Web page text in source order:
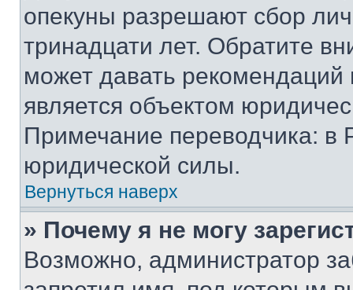
опекуны разрешают сбор
тринадцати лет. Обратите
может давать
является объектом
Примечание переводчика: в
юридической силы.
Вернуться наверх
» Почему я не могу
Возможно, администратор